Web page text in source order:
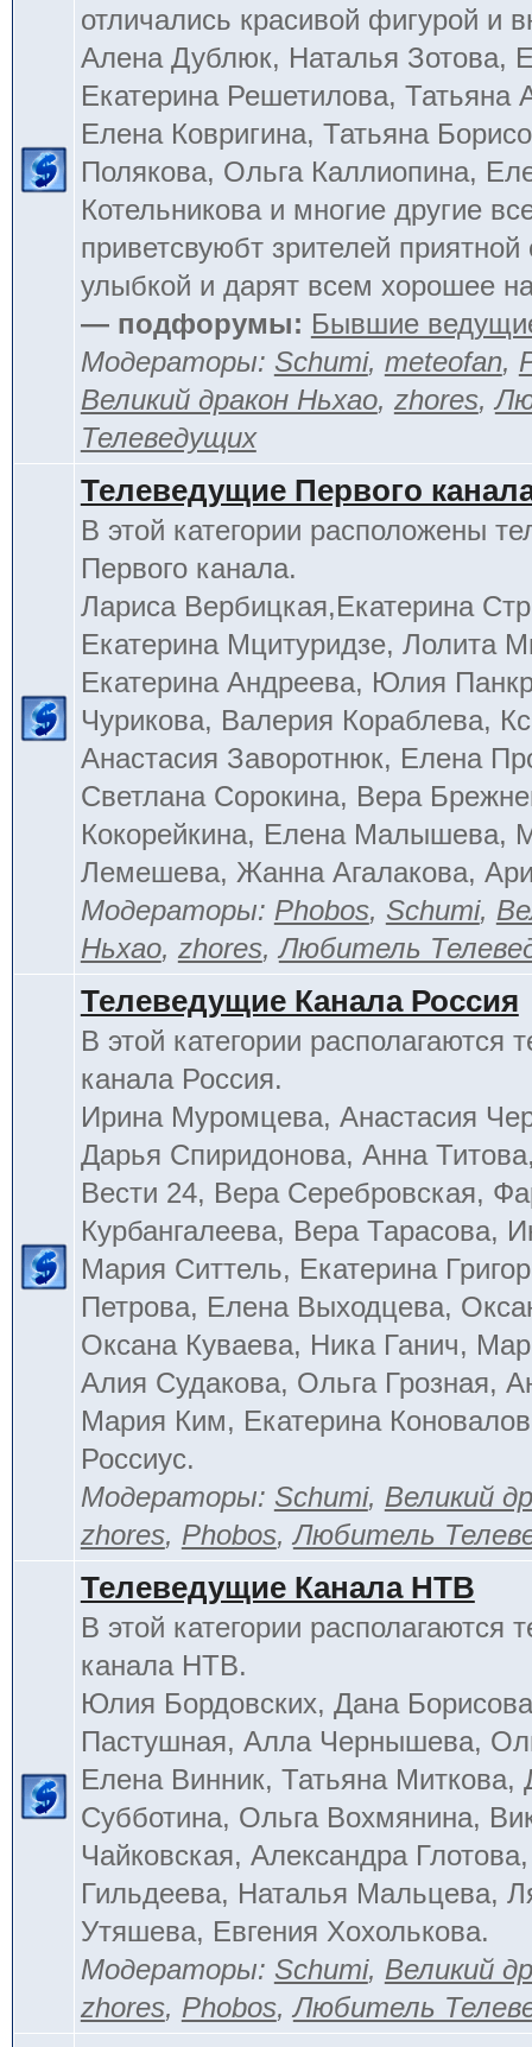
отличались красивой фигурой и
Алена Дублюк, Наталья Зотова,
Екатерина Решетилова, Татьяна
Елена Ковригина, Татьяна
Полякова, Ольга Каллиопина,
Котельникова и многие другие
приветсвуюбт зрителей приятной
улыбкой и дарят всем хорошее
— подфорумы: Бывшие
Модераторы: Schumi, meteofan,
Великий дракон Ньхао, zhores,
Телеведущих
Телеведущие Первого
В этой категории расположены
Первого канала.
Лариса Вербицкая,Екатерина
Екатерина Мцитуридзе, Лолита
Екатерина Андреева, Юлия
Чурикова, Валерия Кораблева,
Анастасия Заворотнюк, Елена
Светлана Сорокина, Вера
Кокорейкина, Елена Малышева,
Лемешева, Жанна Агалакова,
Модераторы: Phobos, Schumi,
Ньхао, zhores,Любитель
Телеведущие Канала Россия
В этой категории располагаются
канала Россия.
Ирина Муромцева, Анастасия
Дарья Спиридонова, Анна
Вести 24, Вера Серебровская,
Курбангалеева, Вера Тарасова,
Мария Ситтель, Екатерина
Петрова, Елена Выходцева,
Оксана Куваева, Ника Ганич,
Алия Судакова, Ольга Грозная,
Мария Ким, Екатерина
Россиус.
Модераторы: Schumi, Великий
zhores, Phobos,Любитель
Телеведущие Канала НТВ
В этой категории располагаются
канала НТВ.
Юлия Бордовских, Дана
Пастушная, Алла Чернышева,
Елена Винник, Татьяна Миткова,
Субботина, Ольга Вохмянина,
Чайковская, Александра
Гильдеева, Наталья Мальцева,
Утяшева, Евгения Хохолькова.
Модераторы: Schumi, Великий
zhores, Phobos,Любитель